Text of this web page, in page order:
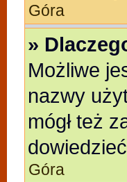
Góra
»
Możliwe
nazwy
mógł też
Góra